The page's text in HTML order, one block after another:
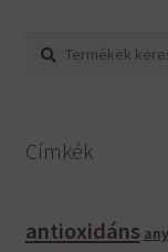
Keresés
Keresés
Címkék
antioxidáns